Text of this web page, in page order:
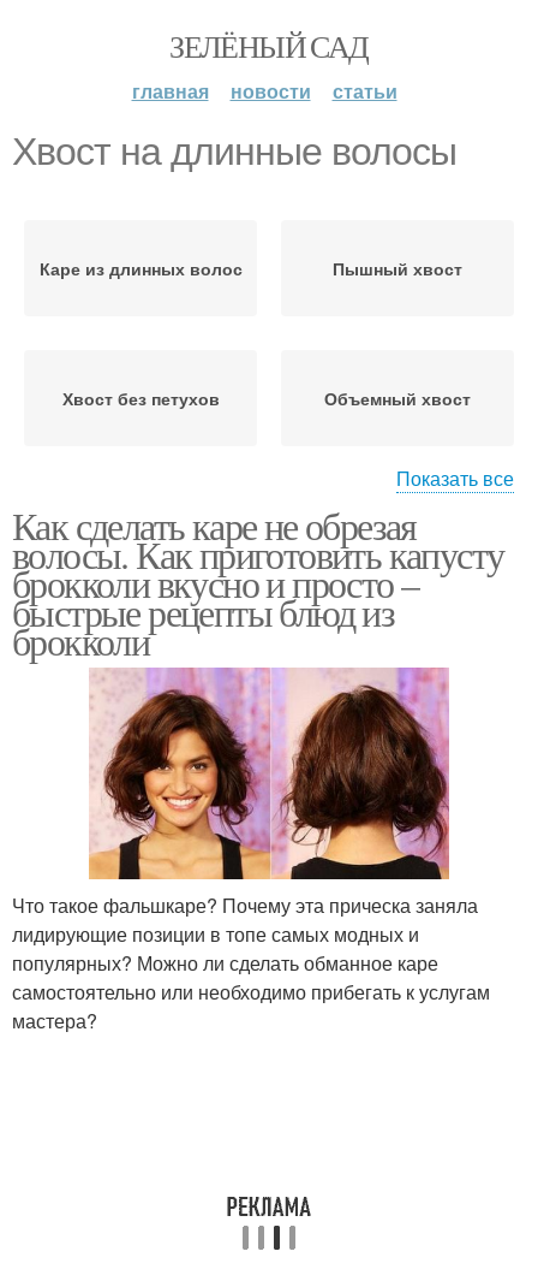
ЗЕЛЁНЫЙ САД
главная новости статьи
Хвост на длинные волосы
Каре из длинных волос Пышный хвост
Хвост без петухов Объемный хвост
Высокий хвост Конский хвост
Показать все
Как сделать каре не обрезая
волосы. Как приготовить капусту
брокколи вкусно и просто –
быстрые рецепты блюд из
брокколи
Что такое фальшкаре? Почему эта прическа заняла
лидирующие позиции в топе самых модных и
популярных? Можно ли сделать обманное каре
самостоятельно или необходимо прибегать к услугам
мастера?